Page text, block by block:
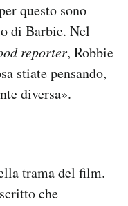
questo sono
di Barbie. Nel
reporter, Robbie
stiate pensando,
diversa».
trama del film.
che